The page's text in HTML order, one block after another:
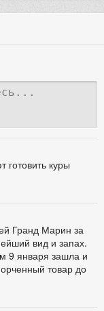
готовить куры
Гранд Марин за
вид и запах.
9 января зашла и
товар до